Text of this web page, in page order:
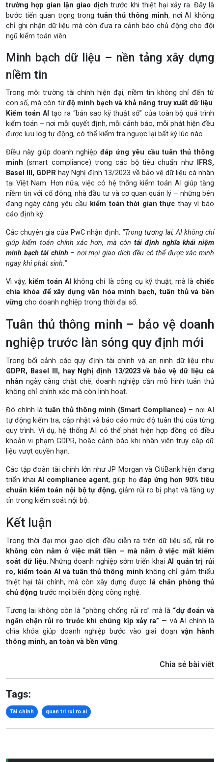
trường hợp gian lận giao dịch trước khi thiệt hại xảy ra. Đây là
bước tiến quan trọng trongtuân thủ thông minh, nơi AI không
chỉ ghi nhận dữ liệu mà còn đưa ra cảnh báo chủ động cho đội
ngũ kiểm toán viên.
Minh bạch dữ liệu – nền tảng xây dựng
niềm tin
Trong môi trường tài chính hiện đại, niềm tin không chỉ đến từ
con số, mà còn từ độ minh bạch và khả năng truy xuất dữ liệu.
Kiểm toán AI tạo ra “bản sao kỹ thuật số” của toàn bộ quá trình
kiểm toán – nơi mỗi quyết định, mỗi cảnh báo, mỗi phát hiện đều
được lưu log tự động, có thể kiểm tra ngược lại bất kỳ lúc nào.
Điều này giúp doanh nghiệpđáp ứng yêu cầu tuân thủ thông
minh (smart compliance) trong các bộ tiêu chuẩn như
IFRS,
Basel III, GDPR hay Nghị định 13/2023 về bảo vệ dữ liệu cá nhân
tại Việt Nam. Hơn nữa, việc có hệ thống kiểm toán AI giúp tăng
niềm tin với cổ đông, nhà đầu tư và cơ quan quản lý – những bên
đang ngày càng yêu cầu kiểm toán thời gian thực thay vì báo
cáo định kỳ.
Các chuyên gia của PwC nhận định: “Trong tương lai, AI không chỉ
giúp kiểm toán chính xác hơn, mà còn tái định nghĩa khái niệm
minh bạch tài chính– nơi mọi giao dịch đều có thể được xác minh
ngay khi phát sinh.”
Vì vậy, kiểm toán AI không chỉ là công cụ kỹ thuật, mà là chiếc
chìa khóa để xây dựng văn hóa minh bạch, tuân thủ và bền
vững cho doanh nghiệp trong thời đại số.
Tuân thủ thông minh – bảo vệ doanh
nghiệp trước làn sóng quy định mới
Trong bối cảnh các quy định tài chính và an ninh dữ liệu như
GDPR, Basel III, hay Nghị định 13/2023 về bảo vệ dữ liệu cá
nhân ngày càng chặt chẽ, doanh nghiệp cần mô hình tuân thủ
không chỉ chính xác mà còn linh hoạt.
Đó chính làtuân thủ thông minh (Smart Compliance) – nơi AI
tự động kiểm tra, cập nhật và báo cáo mức độ tuân thủ của từng
quy trình. Ví dụ, hệ thống AI có thể phát hiện hợp đồng có điều
khoản vi phạm GDPR, hoặc cảnh báo khi nhân viên truy cập dữ
liệu vượt quyền hạn.
Các tập đoàn tài chính lớn như JP Morgan và CitiBank hiện đang
triển khaiAI compliance agent, giúp họ đáp ứng hơn 90% tiêu
chuẩn kiểm toán nội bộ tự động, giảm rủi ro bị phạt và tăng uy
tín trong kiểm soát nội bộ.
Kết luận
Trong thời đại mọi giao dịch đều diễn ra trên dữ liệu số, rủi ro
không còn nằm ở việc mất tiền – mà nằm ở việc mất kiểm
soát dữ liệu. Những doanh nghiệp sớm triển khai AI quản trị rủi
ro, kiểm toán AI và tuân thủ thông minh không chỉ giảm thiểu
thiệt hại tài chính, mà còn xây dựng được
lá chắn phòng thủ
chủ động trước mọi biến động công nghệ.
Tương lai không còn là “phòng chống rủi ro” mà là “dự đoán và
ngăn chặn rủi ro trước khi chúng kịp xảy ra” — và AI chính là
chìa khóa giúp doanh nghiệp bước vào giai đoạn vận hành
thông minh, an toàn và bền vững.
Chia sẻ bài viết
Tags:
Tài chính quan tri rui ro ai